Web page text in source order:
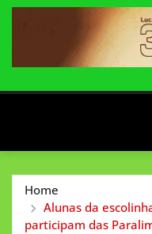
Home
Alunas da
participam das